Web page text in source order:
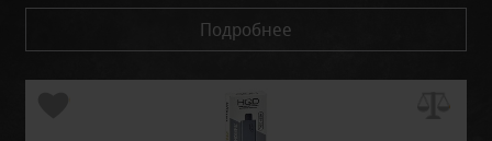
Подробнее